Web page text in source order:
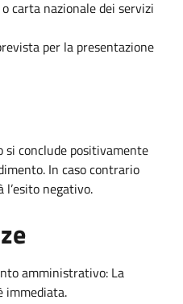
carta nazionale dei servizi
per la presentazione
conclude positivamente
In caso contrario
l’esito negativo.
amministrativo: La
immediata.